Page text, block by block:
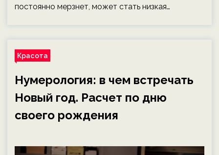
постоянно мерзнет, может стать низкая…
Красота
Нумерология: в чем встречать
Новый год. Расчет по дню
своего рождения